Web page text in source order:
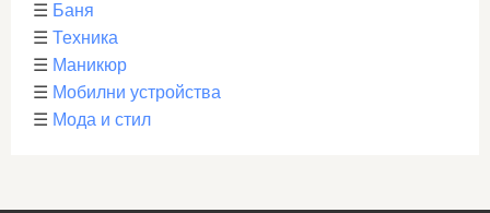
☰ Баня
☰ Техника
☰ Маникюр
☰ Мобилни устройства
☰ Мода и стил